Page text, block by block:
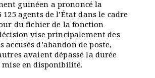
guinéen a prononcé la
agents de l’État dans le cadre
du fichier de la fonction
vise principalement des
d’abandon de poste,
avaient dépassé la durée
en disponibilité.